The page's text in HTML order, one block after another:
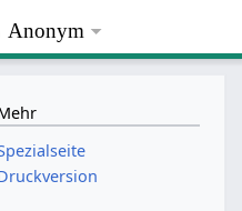
Anonym